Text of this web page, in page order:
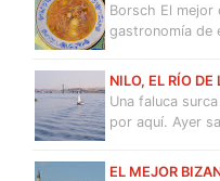
Borsch El mejor
gastronomía de
NILO, EL RÍO DE
Una faluca
por aquí. Ayer
EL MEJOR